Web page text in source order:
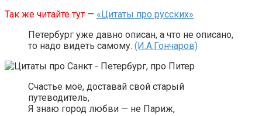
Так же читайте тут — «Цитаты про русских»
Петербург уже давно описан, а что не описано,
то надо видеть самому. (И.А.Гончаров)
Счастье моё, доставай свой старый
путеводитель,
Я знаю город любви — не Париж,